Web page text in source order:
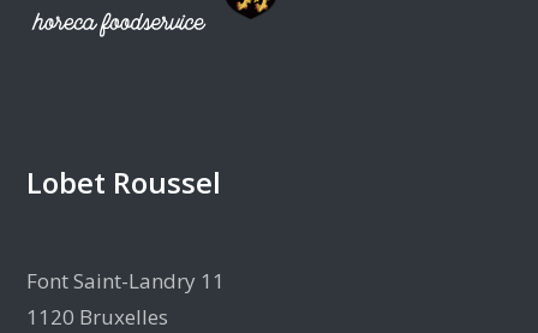
Lobet Roussel
Font Saint-Landry 11
1120 Bruxelles